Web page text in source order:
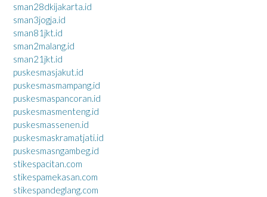
sman28dkijakarta.id
sman3jogja.id
sman81jkt.id
sman2malang.id
sman21jkt.id
puskesmasjakut.id
puskesmasmampang.id
puskesmaspancoran.id
puskesmasmenteng.id
puskesmassenen.id
puskesmaskramatjati.id
puskesmasngambeg.id
stikespacitan.com
stikespamekasan.com
stikespandeglang.com